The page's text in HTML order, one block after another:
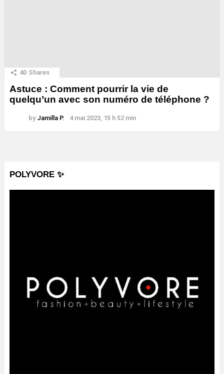
40 Shares
Astuce : Comment pourrir la vie de
quelqu’un avec son numéro de téléphone ?
by Jamilla P. 4 mai 2023, 15 h 52 min
POLYVORE ✨